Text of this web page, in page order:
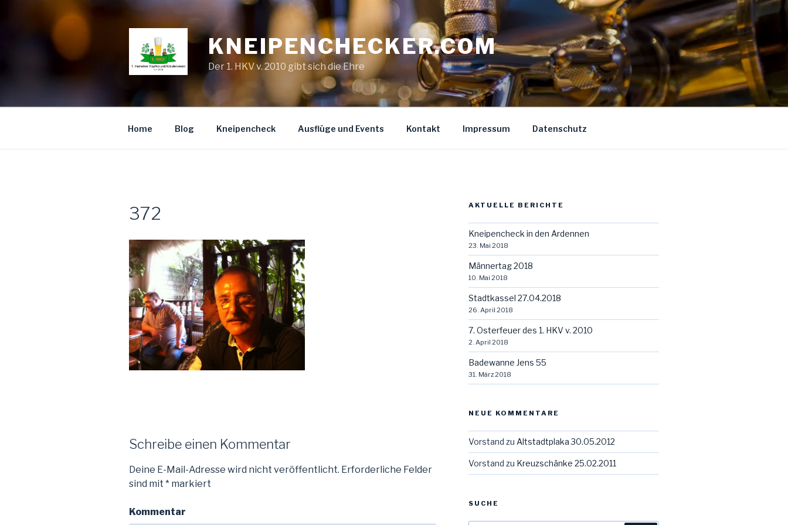
KNEIPENCHECKER.COM
Der 1. HKV v. 2010 gibt sich die Ehre
Home Blog Kneipencheck Ausflüge und Events Kontakt Impressum Datenschutz
372
Schreibe einen Kommentar
Deine E-Mail-Adresse wird nicht veröffentlicht. Erforderliche Felder
sind mit * markiert
Kommentar
AKTUELLE BERICHTE
Kneipencheck in den Ardennen
23. Mai 2018
Männertag 2018
10. Mai 2018
Stadtkassel 27.04.2018
26. April 2018
7. Osterfeuer des 1. HKV v. 2010
2. April 2018
Badewanne Jens 55
31. März 2018
NEUE KOMMENTARE
Vorstand zu Altstadtplaka 30.05.2012
Vorstand zu Kreuzschänke 25.02.2011
SUCHE